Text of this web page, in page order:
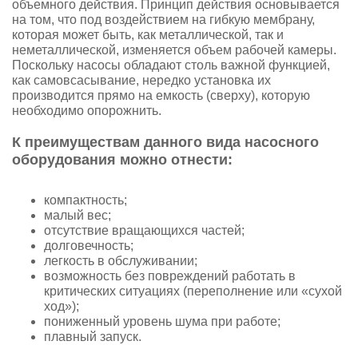
объемного действия. Принцип действия основывается
на том, что под воздействием на гибкую мембрану,
которая может быть, как металлической, так и
неметаллической, изменяется объем рабочей камеры.
Поскольку насосы обладают столь важной функцией,
как самовсасывание, нередко установка их
производится прямо на емкость (сверху), которую
необходимо опорожнить.
К преимуществам данного вида насосного
оборудования можно отнести:
компактность;
малый вес;
отсутствие вращающихся частей;
долговечность;
легкость в обслуживании;
возможность без повреждений работать в
критических ситуациях (переполнение или «сухой
ход»);
пониженный уровень шума при работе;
плавный запуск.